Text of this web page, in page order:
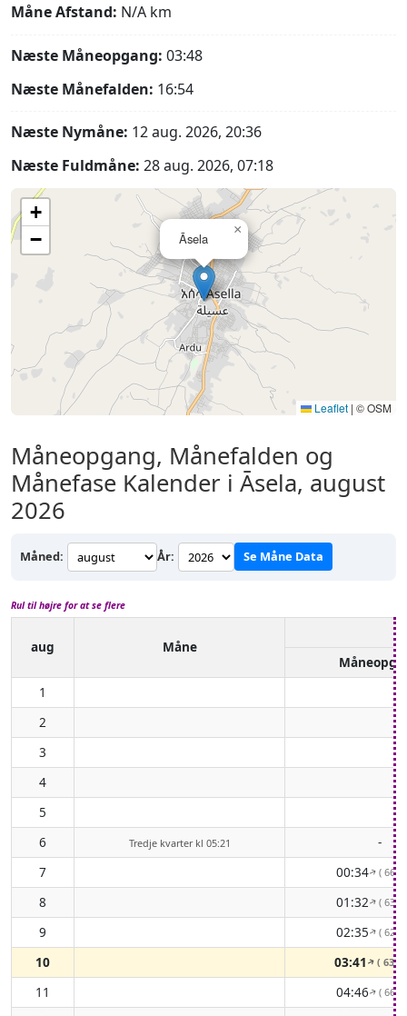
Måne Afstand: N/A km
Næste Måneopgang: 03:48
Næste Månefalden: 16:54
Næste Nymåne: 12 aug. 2026, 20:36
Næste Fuldmåne: 28 aug. 2026, 07:18
Āsela
×
+
−
Leaflet | © OSM
Måneopgang, Månefalden og
Månefase Kalender i Āsela, august
2026
Måned: År: Se Måne Data
Rul til højre for at se flere
aug
Måne
1
2
3
4
5
6
Tredje kvarter kl 05:21
-
7
00:34↑( 66°
8 01:32↑( 63°
9 02:35↑( 62°
10 03:41 ↑( 63°
11 04:46↑( 66°